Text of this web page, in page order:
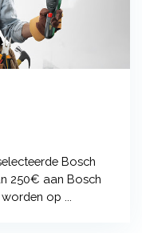
Bosch
250€ aan Bosch
op ...